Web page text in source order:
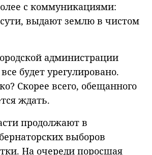
с коммуникациями:
выдают землю в чистом
администрации
будет урегулировано.
Скорее всего, обещанного
ждать.
продолжают в
выборов
На очереди поросшая